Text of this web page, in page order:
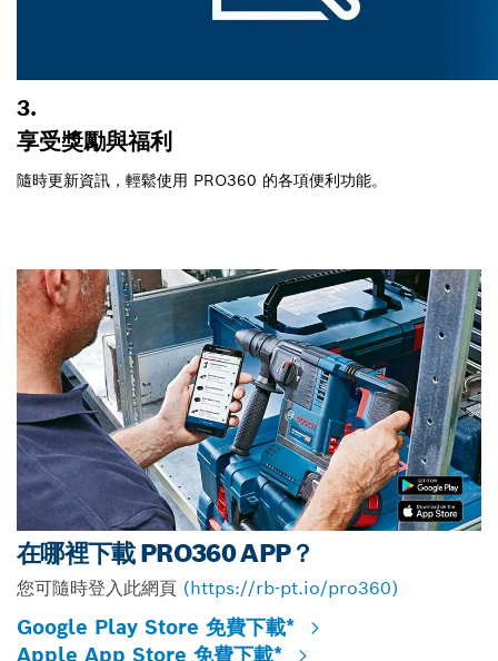
3.
享受獎勵與福利
隨時更新資訊，輕鬆使用 PRO360 的各項便利功能。
在哪裡下載 PRO360 APP？
您可隨時登入此網頁 (https://rb-pt.io/pro360)
Google Play Store 免費下載*
Apple App Store 免費下載*